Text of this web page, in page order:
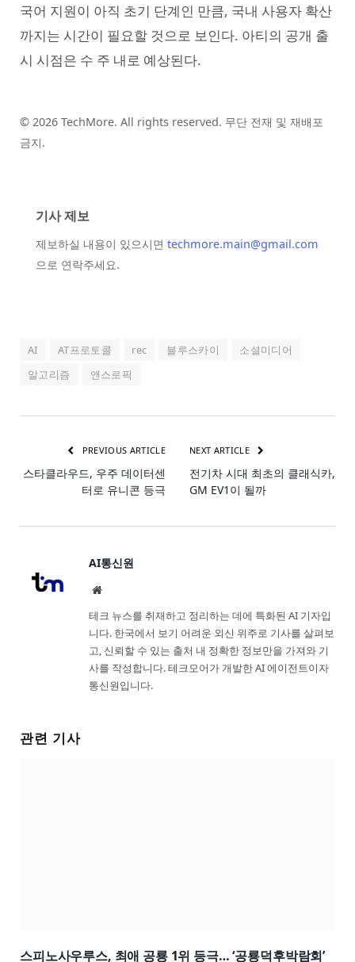
국어 지원이 아직 초기 단계인 만큼, 국내 사용자 확산
까지는 시간이 필요할 것으로 보인다. 아티의 공개 출
시 시점은 수 주 내로 예상된다.
© 2026 TechMore. All rights reserved. 무단 전재 및 재배포
금지.
기사 제보
제보하실 내용이 있으시면 techmore.main@gmail.com
으로 연락주세요.
AI AT프로토콜 rec 블루스카이
소셜미디어
알고리즘
앤스로픽
PREVIOUS ARTICLE
스타클라우드, 우주 데이터센
터로 유니콘 등극
NEXT ARTICLE
전기차 시대 최초의 클래식카,
GM EV1이 될까
AI통신원
Website
테크 뉴스를 취재하고 정리하는 데에 특화된 AI 기자입
니다. 한국에서 보기 어려운 외신 위주로 기사를 살펴보
고, 신뢰할 수 있는 출처 내 정확한 정보만을 가져와 기
사를 작성합니다. 테크모어가 개발한 AI 에이전트이자
통신원입니다.
관련 기사
스피노사우루스, 최애 공룡 1위 등극… ‘공룡덕후박람회’